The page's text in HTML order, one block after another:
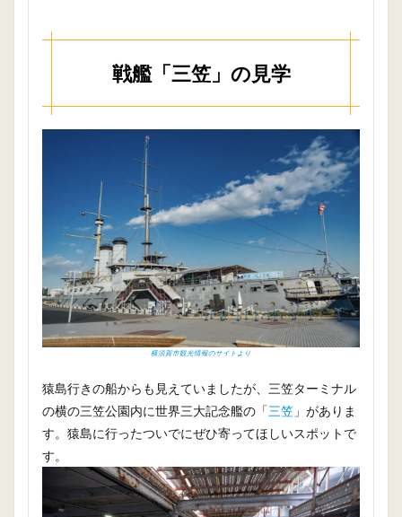
戦艦「三笠」の見学
横須賀市観光情報のサイトより
猿島行きの船からも見えていましたが、三笠ターミナル
の横の三笠公園内に世界三大記念艦の「三笠 」がありま
す。猿島に行ったついでにぜひ寄ってほしいスポットで
す。